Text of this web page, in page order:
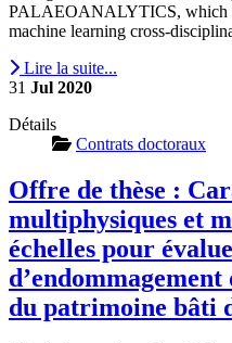
PALAEOANALYTICS, which
machine learning cross-
Lire la suite...
31 Jul 2020
Détails
Contrats doctoraux
Offre de thèse :
multiphysiques et
échelles pour
du patrimoine bâti